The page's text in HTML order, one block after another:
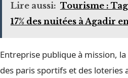
Lire aussi: Tourisme :
17% des nuitées à Agadir
Entreprise publique à mission, la
des paris sportifs et des loteries